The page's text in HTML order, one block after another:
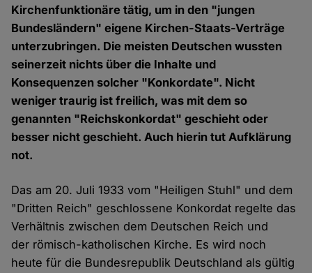
Kirchenfunktionäre tätig, um in den "jungen
Bundesländern" eigene Kirchen-Staats-Verträge
unterzubringen. Die meisten Deutschen wussten
seinerzeit nichts über die Inhalte und
Konsequenzen solcher "Konkordate". Nicht
weniger traurig ist freilich, was mit dem so
genannten "Reichskonkordat" geschieht oder
besser nicht geschieht. Auch hierin tut Aufklärung
not.
Das am 20. Juli 1933 vom "Heiligen Stuhl" und dem
"Dritten Reich" geschlossene Konkordat regelte das
Verhältnis zwischen dem Deutschen Reich und
der römisch-katholischen Kirche. Es wird noch
heute für die Bundesrepublik Deutschland als gültig